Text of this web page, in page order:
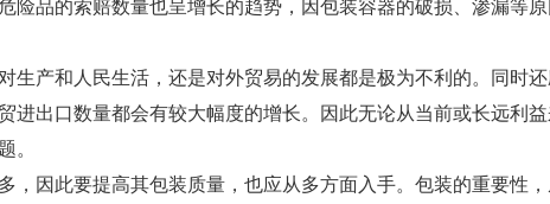
险品的索赔数量也呈增长的趋势，因包装容器的破损、渗漏等
生产和人民生活，还是对外贸易的发展都是极为不利的。同时
进出口数量都会有较大幅度的增长。因此无论从当前或长远利
。
，因此要提高其包装质量，也应从多方面入手。包装的重要性，